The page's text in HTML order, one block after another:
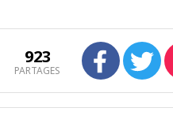
923
PARTAGES